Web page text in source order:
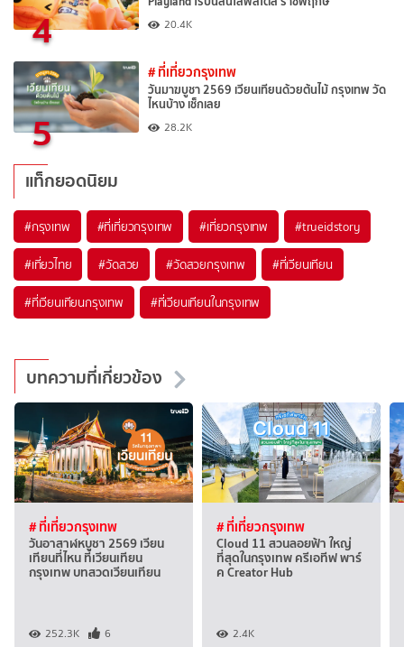
4 20.4K
5
# ที่เที่ยวกรุงเทพ
วันมาฆบูชา 2569 เวียนเทียนด้วยต้นไม้ กรุงเทพ วัด
ไหนบ้าง เช็กเลย
28.2K
แท็กยอดนิยม
#กรุงเทพ #ที่เที่ยวกรุงเทพ #เที่ยวกรุงเทพ #trueidstory
#เที่ยวไทย #วัดสวย #วัดสวยกรุงเทพ #ที่เวียนเทียน
#ที่เวียนเทียนกรุงเทพ #ที่เวียนเทียนในกรุงเทพ
บทความที่เกี่ยวข้อง
# ที่เที่ยวกรุงเทพ
วันอาสาฬหบูชา 2569 เวียน
เทียนที่ไหน ที่เวียนเทียน
กรุงเทพ บทสวดเวียนเทียน
252.3K 6
# ที่เที่ยวกรุงเทพ
Cloud 11 สวนลอยฟ้า ใหญ่
ที่สุดในกรุงเทพ ครีเอทีฟ พาร์
ค Creator Hub
2.4K